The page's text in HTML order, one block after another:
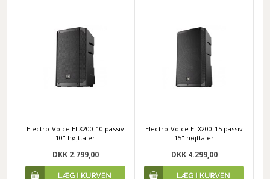
Electro-Voice ELX200-10 passiv
10" højttaler
DKK 2.799,00
Electro-Voice ELX200-15 passiv
15" højttaler
DKK 4.299,00